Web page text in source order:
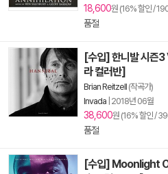
18,600원 (16% 할인 /
품절
[수입] 한니발 시즌
라 컬러반]
Brian Reitzell (작곡가)
Invada 2018년 06월
38,600원 (16% 할인 /
품절
[수입] Moonlight